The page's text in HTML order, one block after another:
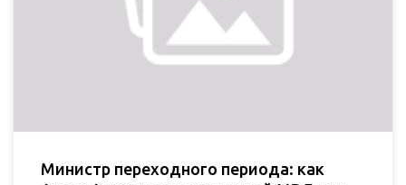
Министр переходного периода: как